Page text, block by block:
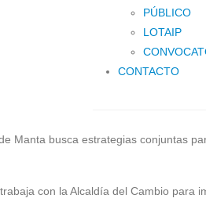
PÚBLICO
LOTAIP
CONTACTO
Manta busca estrategias conjuntas
con la Alcaldía del Cambio para